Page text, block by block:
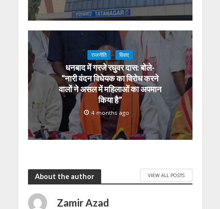
राजनीति विवाद
धनबाद में गरजे रघुवर दास: बोले-
“नारी वंदन विधेयक का विरोध करने
वालों ने असल में महिलाओं का अपमान
किया है”
4 months ago
About the author VIEW ALL POSTS
Zamir Azad